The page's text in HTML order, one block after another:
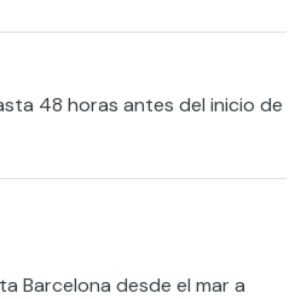
48 horas antes del inicio de
Barcelona desde el mar a